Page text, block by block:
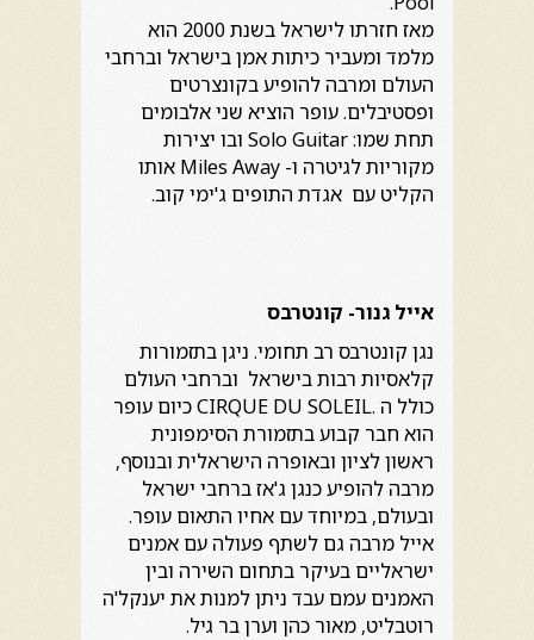
מאז חזרתו לישראל בשנת 2000 הוא
מלמד ומעביר כיתות אמן בישראל וברחבי
העולם ומרבה להופיע בקונצרטים
ופסטיבלים. עופר הוציא שני אלבומים
תחת שמו: Solo Guitar ובו יצירות
מקוריות לגיטרה ו- Miles Away אותו
הקליט עם אגדת התופים ג'ימי קוב.
אייל גנור- קונטרבס
נגן קונטרבס רב תחומי. ניגן בתזמורות
קלאסיות רבות בישראל וברחבי העולם
כולל ה .CIRQUE DU SOLEIL כיום עופר
הוא חבר קבוע בתזמורת הסימפונית
ראשון לציון ובאופרה הישראלית ובנוסף,
מרבה להופיע כנגן ג'אז ברחבי ישראל
ובעולם, במיוחד עם אחיו התאום עופר.
אייל מרבה גם לשתף פעולה עם אמנים
ישראליים בעיקר בתחום השירה ובין
האמנים עמם עבד ניתן למנות את יענקל'ה
רוטבליט, מאור כהן וערן בר גיל.